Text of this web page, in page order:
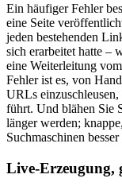
Ein häufiger Fehler
eine Seite
jeden bestehenden
sich erarbeitet hatte –
eine Weiterleitung
Fehler ist es, von
URLs
führt. Und blähen Sie
länger werden;
Suchmaschinen
Live-Erzeugung,